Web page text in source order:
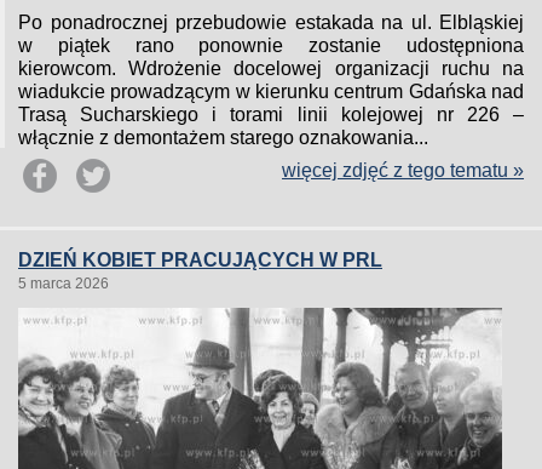
Po ponadrocznej przebudowie estakada na ul. Elbląskiej
w piątek rano ponownie zostanie udostępniona
kierowcom. Wdrożenie docelowej organizacji ruchu na
wiadukcie prowadzącym w kierunku centrum Gdańska nad
Trasą Sucharskiego i torami linii kolejowej nr 226 –
włącznie z demontażem starego oznakowania...
więcej zdjęć z tego tematu »
DZIEŃ KOBIET PRACUJĄCYCH W PRL
5 marca 2026